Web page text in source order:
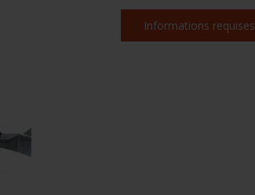
Informations requises